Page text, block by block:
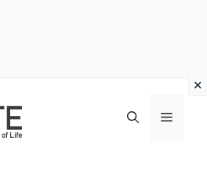
Menu